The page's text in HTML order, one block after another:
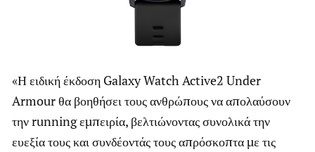
«Η ειδική έκδοση Galaxy Watch Active2 Under
Armour θα βοηθήσει τους ανθρώπους να απολαύσουν
την running εμπειρία, βελτιώνοντας συνολικά την
ευεξία τους και συνδέοντάς τους απρόσκοπτα με τις